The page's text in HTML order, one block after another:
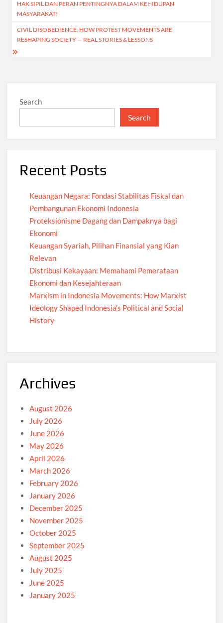
navigation
HAK SIPIL DAN PERAN PENTINGNYA DALAM KEHIDUPAN
MASYARAKAT!
CIVIL DISOBEDIENCE: HOW PROTEST MOVEMENTS ARE
RESHAPING SOCIETY — REAL STORIES & LESSONS
Search
Search
Recent Posts
Keuangan Negara: Fondasi Stabilitas Fiskal dan
Pembangunan Ekonomi Indonesia
Proteksionisme Dagang dan Dampaknya bagi
Ekonomi
Keuangan Syariah, Pilihan Finansial yang Kian
Relevan
Distribusi Kekayaan: Memahami Pemerataan
Ekonomi dan Kesejahteraan
Marxism in Indonesia Movements: How Marxist
Ideology Shaped Indonesia’s Political and Social
History
Archives
August 2026
July 2026
June 2026
May 2026
April 2026
March 2026
February 2026
January 2026
December 2025
November 2025
October 2025
September 2025
August 2025
July 2025
June 2025
January 2025